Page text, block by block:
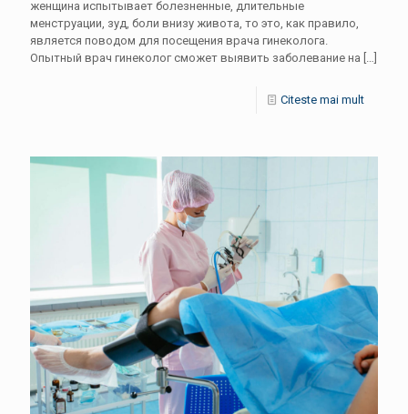
женщина испытывает болезненные, длительные
менструации, зуд, боли внизу живота, то это, как правило,
является поводом для посещения врача гинеколога.
Опытный врач гинеколог сможет выявить заболевание на
Citeste mai mult